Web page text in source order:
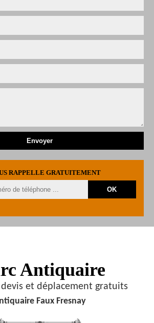
RAPPELLE GRATUITEMENT
Antiquaire
et déplacement gratuits
Faux Fresnay